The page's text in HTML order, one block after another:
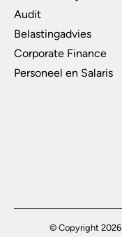
Audit
Belastingadvies
Corporate Finance
Personeel en Salaris
© Copyright 2026